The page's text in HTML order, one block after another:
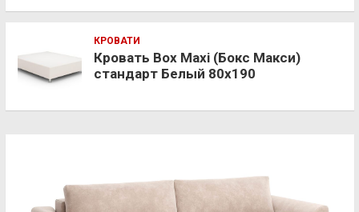
КРОВАТИ
Кровать Box Maxi (Бокс Макси)
стандарт Белый 80х190